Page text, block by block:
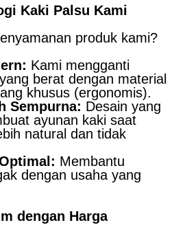
Kaki Palsu Kami
produk kami?
Kami mengganti
berat dengan material
khusus (ergonomis).
Sempurna: Desain yang
ayunan kaki saat
natural dan tidak
Membantu
dengan usaha yang
dengan Harga